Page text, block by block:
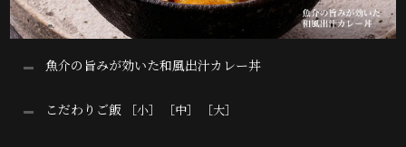
魚介の旨みが効いた和風出汁カレー丼
こだわりご飯 ［小］ ［中］ ［大］